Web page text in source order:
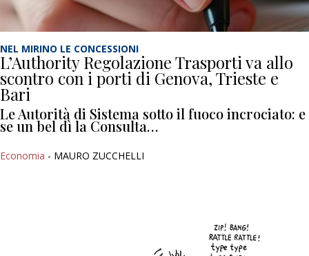
NEL MIRINO LE CONCESSIONI
L’Authority Regolazione Trasporti va allo
scontro con i porti di Genova, Trieste e
Bari
Le Autorità di Sistema sotto il fuoco incrociato: e
se un bel dì la Consulta…
Economia - MAURO ZUCCHELLI